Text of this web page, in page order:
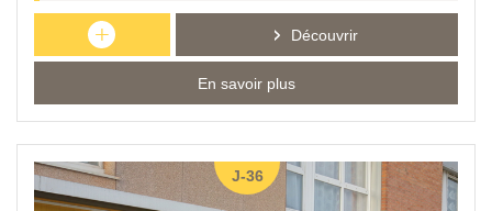
+ Découvrir
En savoir plus
J-36